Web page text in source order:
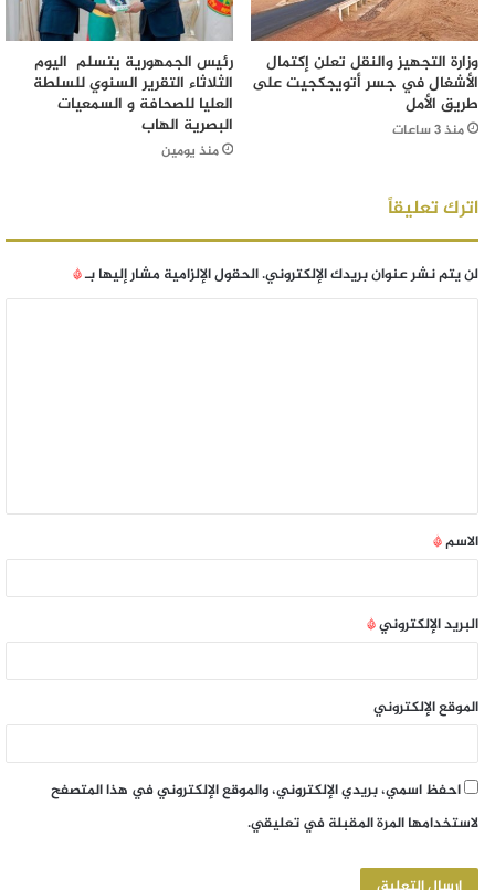
وزارة التجهيز والنقل تعلن إكتمال
الأشغال في جسر أتويجكجيت على
طريق الأمل
منذ 3 ساعات
رئيس الجمهورية يتسلم اليوم
الثلاثاء التقرير السنوي للسلطة
العليا للصحافة و السمعيات
البصرية الهاب
منذ يومين
اترك تعليقاً
لن يتم نشر عنوان بريدك الإلكتروني.الحقول الإلزامية مشار إليها بـ*
الاسم*
البريد الإلكتروني*
الموقع الإلكتروني
احفظ اسمي، بريدي الإلكتروني، والموقع الإلكتروني في هذا المتصفح
لاستخدامها المرة المقبلة في تعليقي.